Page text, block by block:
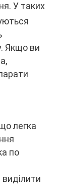
У таких
Якщо ви
легка
по